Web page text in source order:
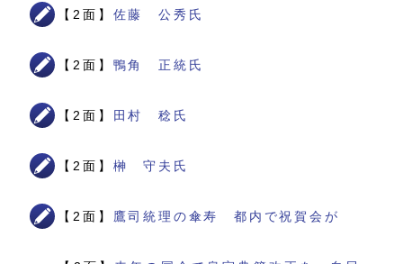
【2面】 佐藤 公秀氏
【2面】 鴨角 正統氏
【2面】 田村 稔氏
【2面】 榊 守夫氏
【2面】 鷹司統理の傘寿 都内で祝賀会が